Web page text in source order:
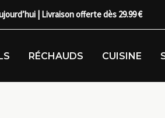
| Livraison offerte dès 29.99 €
RÉCHAUDS CUISINE